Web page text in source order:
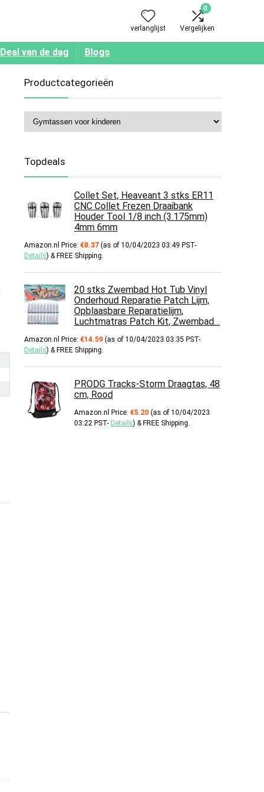
verlanglijst
0
Vergelijken
Deal van de dag Blogs
Productcategorieën
Topdeals
Collet Set, Heaveant 3 stks ER11
CNC Collet Frezen Draaibank
Houder Tool 1/8 inch (3.175mm)
4mm 6mm
Amazon.nl Price: €8.37 (as of 10/04/2023 03:49 PST-
Details) & FREE Shipping.
20 stks Zwembad Hot Tub Vinyl
Onderhoud Reparatie Patch Lijm,
Opblaasbare Reparatielijm,
Luchtmatras Patch Kit, Zwembad…
Amazon.nl Price: €14.59 (as of 10/04/2023 03:35 PST-
Details) & FREE Shipping.
PRODG Tracks-Storm Draagtas, 48
cm, Rood
Amazon.nl Price: €5.20 (as of 10/04/2023
03:22 PST- Details) & FREE Shipping.